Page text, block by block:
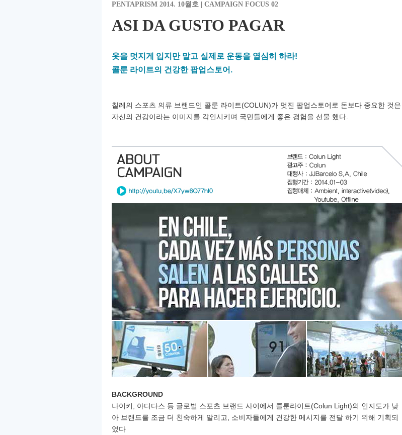
PENTAPRISM 2014. 10월호 | CAMPAIGN FOCUS 02
ASI DA GUSTO PAGAR
옷을 멋지게 입지만 말고 실제로 운동을 열심히 하라!
콜룬 라이트의 건강한 팝업스토어.
칠레의 스포츠 의류 브랜드인 콜룬 라이트(COLUN)가 멋진 팝업스토어로 돈보다 중요한 것은
자신의 건강이라는 이미지를 각인시키며 국민들에게 좋은 경험을 선물 했다.
BACKGROUND
나이키, 아디다스 등 글로벌 스포츠 브랜드 사이에서 콜룬라이트(Colun Light)의 인지도가 낮
아 브랜드를 조금 더 친숙하게 알리고, 소비자들에게 건강한 메시지를 전달 하기 위해 기획되
었다